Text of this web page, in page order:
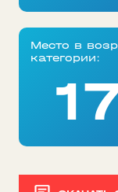
Место в
категории: